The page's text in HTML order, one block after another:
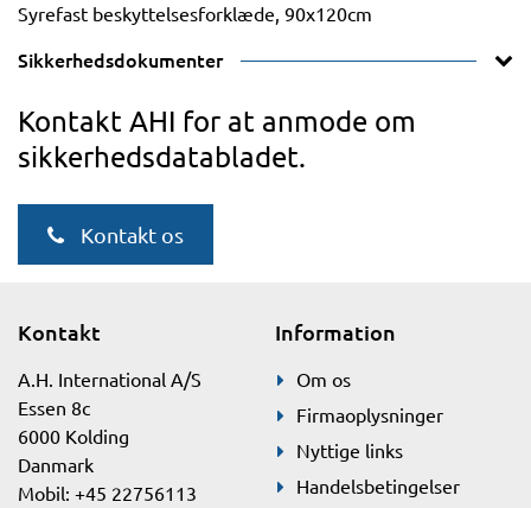
Syrefast beskyttelsesforklæde, 90x120cm
Sikkerhedsdokumenter
Kontakt AHI for at anmode om
sikkerhedsdatabladet.
Kontakt os
Kontakt
A.H. International A/S
Essen 8c
6000 Kolding
Danmark
Mobil: +45 22756113
Information
Om os
Firmaoplysninger
Nyttige links
Handelsbetingelser